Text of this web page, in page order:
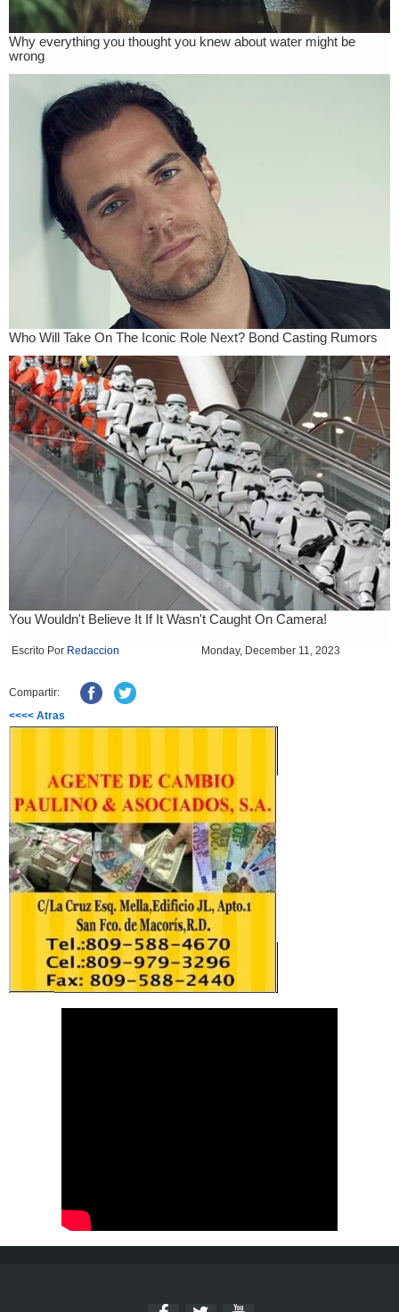
Escrito Por Redaccion Monday, December 11, 2023
Compartir:
<<<< Atras